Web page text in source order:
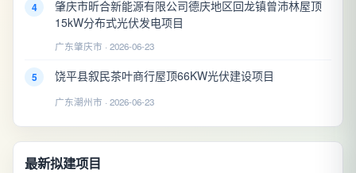
4
肇庆市昕合新能源有限公司德庆地区回龙镇曾沛林屋顶
15kW分布式光伏发电项目
广东肇庆市 · 2026-06-23
5 饶平县叙民茶叶商行屋顶66KW光伏建设项目
广东潮州市 · 2026-06-23
最新拟建项目